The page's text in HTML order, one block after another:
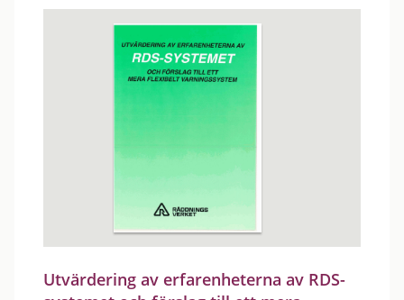
Utvärdering av erfarenheterna av RDS-